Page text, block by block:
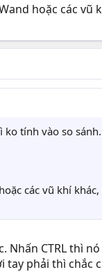
hoặc các vũ
ko tính vào so sánh.
các vũ khí
CTRL thì
phải thì chắc